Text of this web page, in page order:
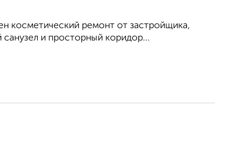
косметический ремонт от застройщика,
и просторный коридор...